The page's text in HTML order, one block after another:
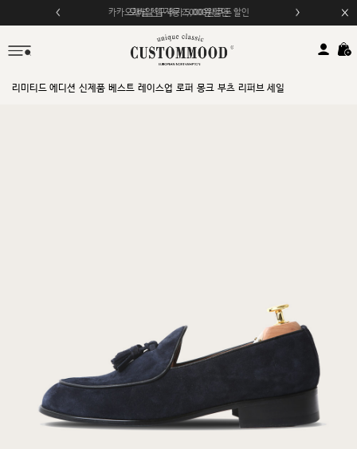
모바일 앱 자동 2,000원 할인
리미티드 에디션 신제품 베스트 레이스업 로퍼 몽크 부츠 리퍼브 세일